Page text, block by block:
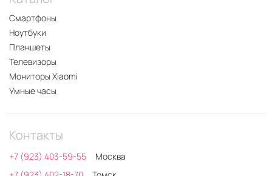
Смартфоны
Ноутбуки
Планшеты
Телевизоры
Мониторы Xiaomi
Умные часы
Контакты
+7 (923) 403-59-55
Москва